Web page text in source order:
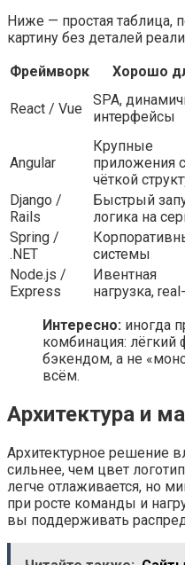
Ниже — простая
картину без деталей
Фреймворк
Хорошо
React / Vue
SPA,
интерфейсы
Angular
Крупные
приложения с
чёткой
Django /
Rails
Быстрый
логика на
Spring /
.NET
системы
Node.js /
Express
Ивентная
нагрузка,
Интересно: иногда
комбинация:
бэкендом, а не
всём.
Архитектура и
Архитектурное решение
сильнее, чем цвет
легче отлаживается, но
при росте команды и
вы поддерживать